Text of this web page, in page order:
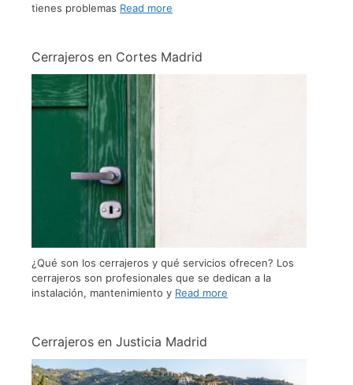
tienes problemas Read more
Cerrajeros en Cortes Madrid
¿Qué son los cerrajeros y qué servicios ofrecen? Los
cerrajeros son profesionales que se dedican a la
instalación, mantenimiento y Read more
Cerrajeros en Justicia Madrid